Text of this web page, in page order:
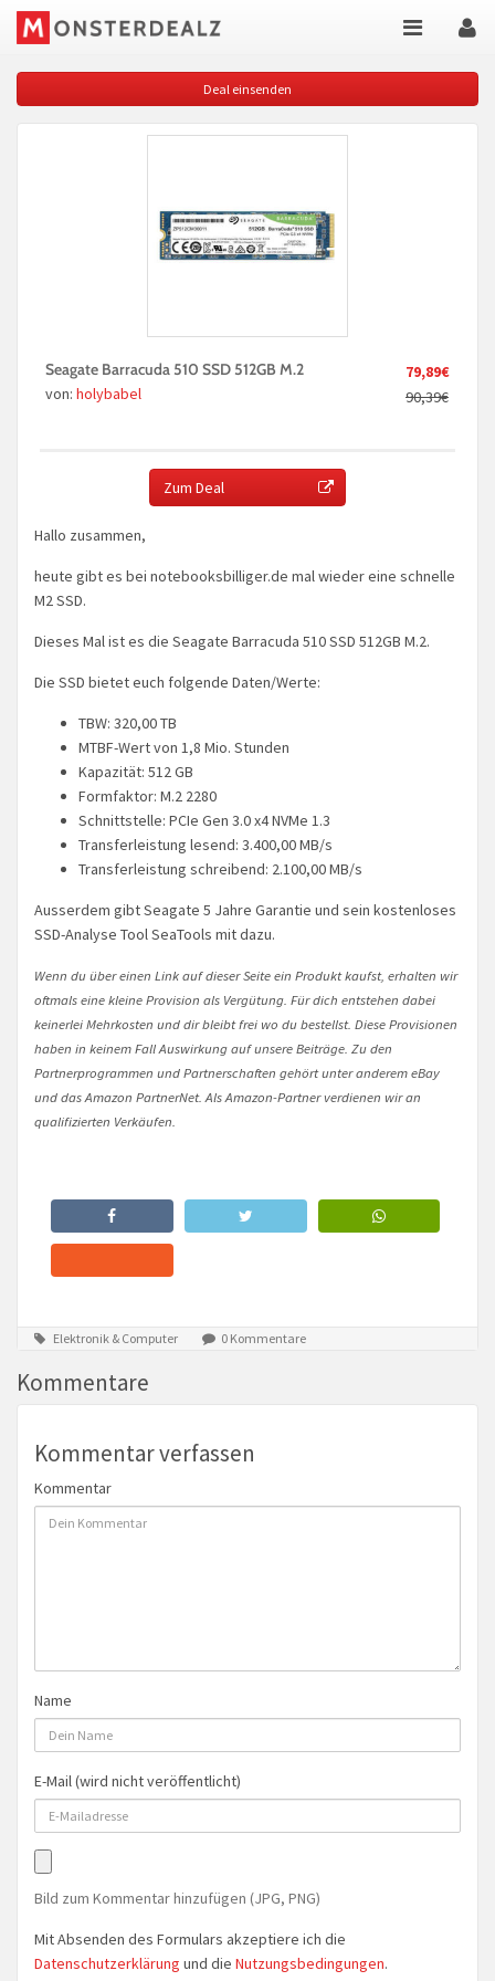
Deal einsenden
79,89€
90,39€
Seagate Barracuda 510 SSD 512GB M.2
von: holybabel
Zum Deal
Hallo zusammen,
heute gibt es bei notebooksbilliger.de mal wieder eine schnelle
M2 SSD.
Dieses Mal ist es die Seagate Barracuda 510 SSD 512GB M.2.
Die SSD bietet euch folgende Daten/Werte:
TBW: 320,00 TB
MTBF-Wert von 1,8 Mio. Stunden
Kapazität: 512 GB
Formfaktor: M.2 2280
Schnittstelle: PCIe Gen 3.0 x4 NVMe 1.3
Transferleistung lesend: 3.400,00 MB/s
Transferleistung schreibend: 2.100,00 MB/s
Ausserdem gibt Seagate 5 Jahre Garantie und sein kostenloses
SSD-Analyse Tool SeaTools mit dazu.
Wenn du über einen Link auf dieser Seite ein Produkt kaufst, erhalten wir
oftmals eine kleine Provision als Vergütung. Für dich entstehen dabei
keinerlei Mehrkosten und dir bleibt frei wo du bestellst. Diese Provisionen
haben in keinem Fall Auswirkung auf unsere Beiträge. Zu den
Partnerprogrammen und Partnerschaften gehört unter anderem eBay
und das Amazon PartnerNet. Als Amazon-Partner verdienen wir an
qualifizierten Verkäufen.
Elektronik & Computer 0 Kommentare
Kommentare
Kommentar verfassen
Kommentar
Name
E-Mail (wird nicht veröffentlicht)
Bild zum Kommentar hinzufügen (JPG, PNG)
Mit Absenden des Formulars akzeptiere ich die
Datenschutzerklärung und die Nutzungsbedingungen.